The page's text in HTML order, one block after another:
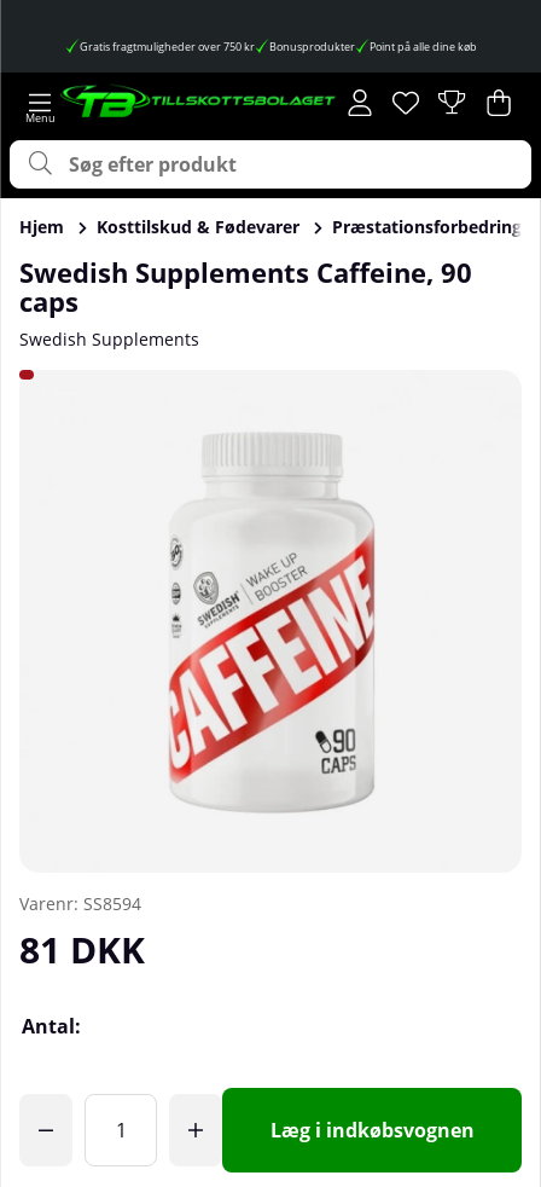
Gratis fragtmuligheder over 750 kr Bonusprodukter Point på alle dine køb
Ønskeliste
Antal på
. .
Hjem Kosttilskud & Fødevarer Præstationsforbedringer
Swedish Supplements Caffeine, 90
caps
Swedish Supplements
Produktbilleder Swedish Supplements Caffeine, 90 caps
Varenr: SS8594
81 DKK
Antal:
Læg i indkøbsvognen